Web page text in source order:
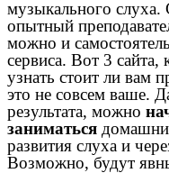
музыкального слуха.
опытный
можно и
сервиса. Вот 3
узнать стоит ли вам
это не совсем ваше.
результата, можно
заниматься
развития слуха и
Возможно, будут